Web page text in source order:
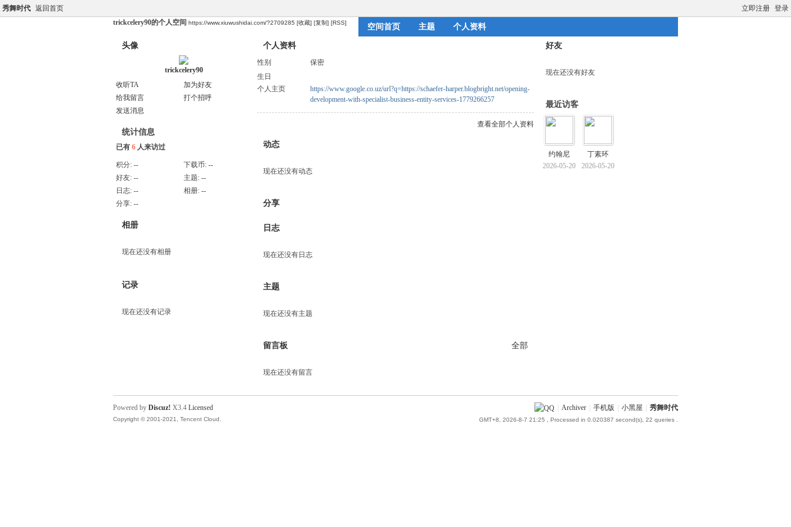
立即注册 登录
秀舞时代 返回首页
trickcelery90的个人空间 https://www.xiuwushidai.com/?2709285 [收藏] [复制] [RSS] 空间首页 主题 个人资料
头像
trickcelery90
收听TA
加为好友
给我留言
打个招呼
发送消息
统计信息
已有 6 人来访过
积分: -- 下载币: --
好友: -- 主题: --
日志: -- 相册: --
分享: --
相册
现在还没有相册
记录
现在还没有记录
个人资料
性别
保密
生日
个人主页
https://www.google.co.uz/url?q=https://schaefer-harper.blogbright.net/opening-
development-with-specialist-business-entity-services-1779266257
查看全部个人资料
动态
现在还没有动态
分享
日志
现在还没有日志
主题
现在还没有主题
留言板 全部
现在还没有留言
好友
现在还没有好友
最近访客
约翰尼
2026-05-20
丁素环
2026-05-20
Archiver 手机版 小黑屋 秀舞时代
GMT+8, 2026-8-7 21:25 , Processed in 0.020387 second(s), 22 queries .
Powered by Discuz! X3.4 Licensed
Copyright © 2001-2021, Tencent Cloud.